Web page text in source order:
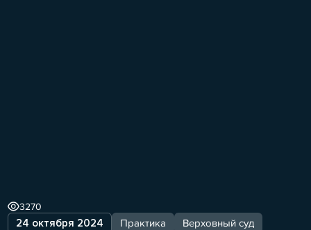
24 октября 2024 Практика Верховный суд
3270